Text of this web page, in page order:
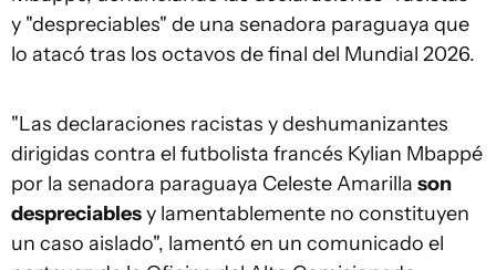
y "despreciables" de una senadora paraguaya que
lo atacó tras los octavos de final del Mundial 2026.
"Las declaraciones racistas y deshumanizantes
dirigidas contra el futbolista francés Kylian Mbappé
por la senadora paraguaya Celeste Amarilla son
despreciablesy lamentablemente no constituyen
un caso aislado", lamentó en un comunicado el